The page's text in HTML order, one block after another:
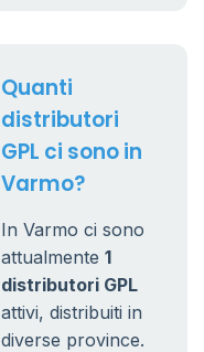
Quanti
distributori
GPL ci sono in
Varmo?
In Varmo ci sono
attualmente 1
distributori GPL
attivi, distribuiti in
diverse province.